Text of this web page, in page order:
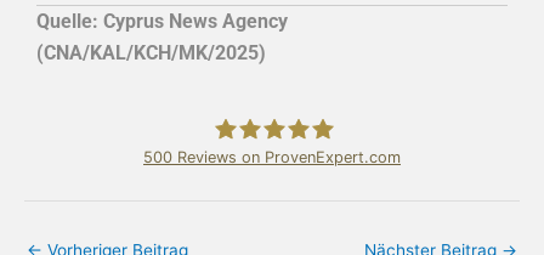
Quelle: Cyprus News Agency
(CNA/KAL/KCH/MK/2025)
500 Reviews on ProvenExpert.com
← Vorheriger Beitrag Nächster Beitrag →